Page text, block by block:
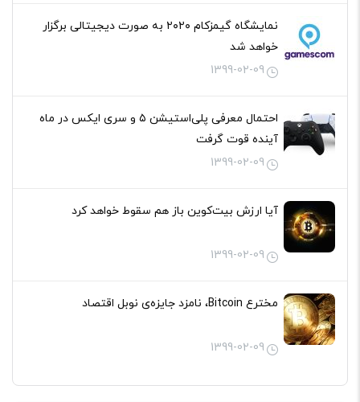
نمایشگاه گیمزکام ۲۰۲۰ به صورت دیجیتالی برگزار
خواهد شد
1399-02-09
احتمال معرفی پلی‌استیشن ۵ و سری ایکس در ماه
آینده قوت گرفت
1399-02-09
آیا ارزش بیت‌کوین باز هم سقوط خواهد کرد
1399-02-09
مخترع Bitcoin، نامزد جایزه‌ی نوبل اقتصاد
1399-02-09